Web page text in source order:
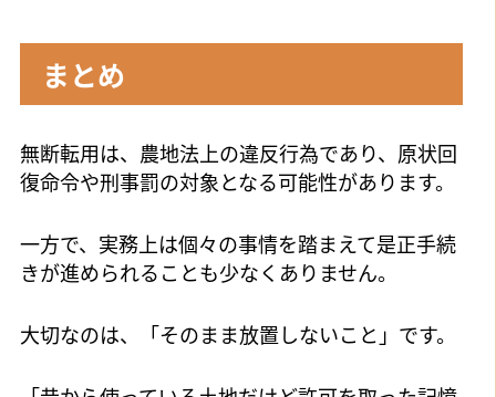
まとめ
無断転用は、農地法上の違反行為であり、原状回
復命令や刑事罰の対象となる可能性があります。
一方で、実務上は個々の事情を踏まえて是正手続
きが進められることも少なくありません。
大切なのは、「そのまま放置しないこと」です。